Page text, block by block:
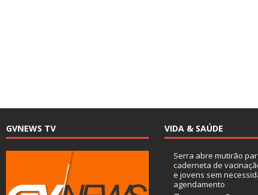
GVNEWS TV VIDA & SAÚDE
Serra abre mutirão
caderneta de
e jovens sem
agendamento